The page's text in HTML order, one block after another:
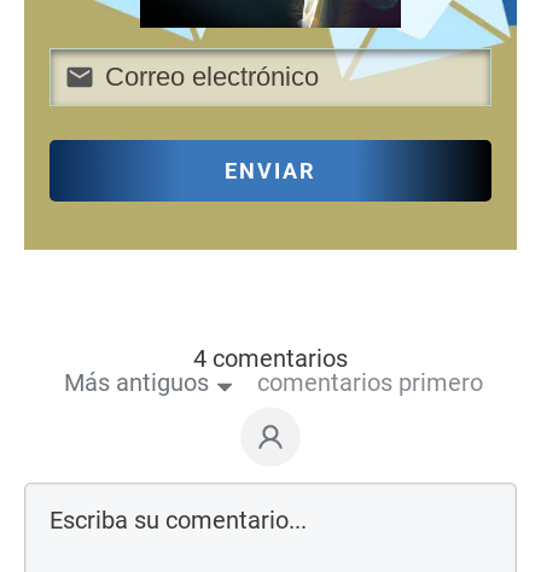
ENVIAR
4 comentarios
Más antiguos
comentarios primero